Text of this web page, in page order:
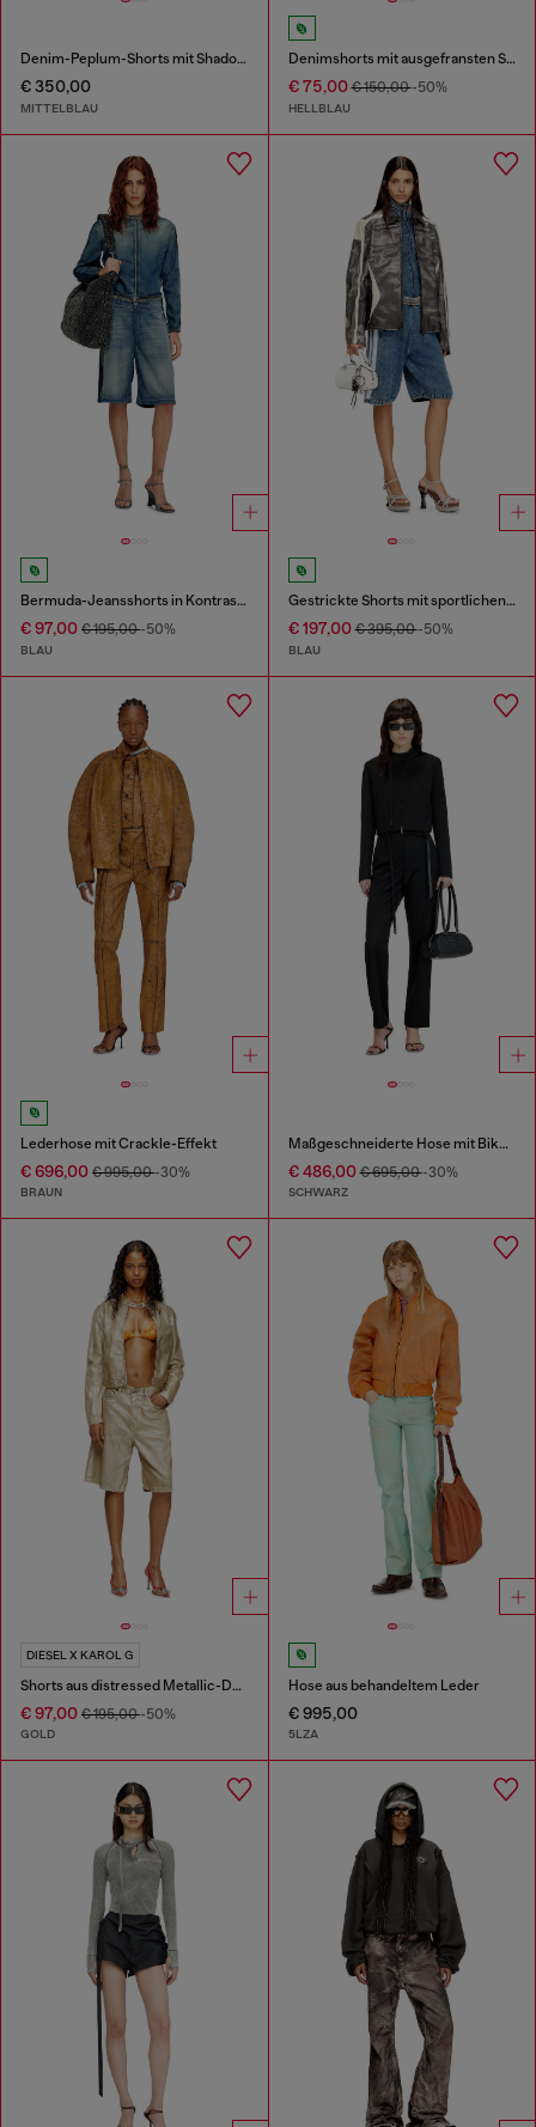
Denim-Peplum-Shorts mit Shadow-Patches
€ 350,00
MITTELBLAU
Denimshorts mit ausgefransten Säumen
€ 75,00€ 150,00-50%
HELLBLAU
Bermuda-Jeansshorts in Kontrastwaschungen
€ 97,00 € 195,00-50%
BLAU
Gestrickte Shorts mit sportlichen Streifen
€ 197,00€ 395,00-50%
BLAU
Lederhose mit Crackle-Effekt
€ 696,00 € 995,00-30%
BRAUN
Maßgeschneiderte Hose mit Biker-Gürtelriemen
€ 486,00€ 695,00-30%
SCHWARZ
DIESEL X KAROL G
Shorts aus distressed Metallic-Denim
€ 97,00 € 195,00-50%
GOLD
Hose aus behandeltem Leder
€ 995,00
5LZA